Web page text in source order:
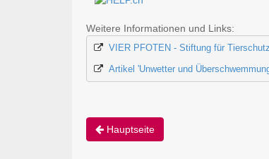
Weitere Informationen und Links:
VIER PFOTEN - Stiftung für Tierschutz
Artikel 'Unwetter und
Hauptseite